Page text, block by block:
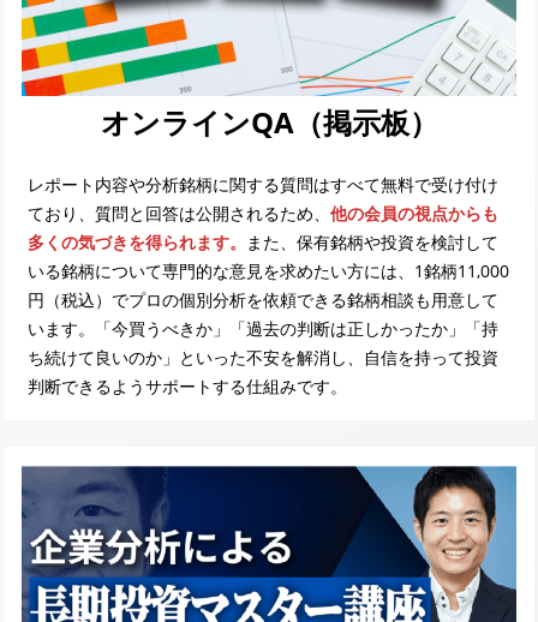
オンラインQA（掲示板）
レポート内容や分析銘柄に関する質問はすべて無料で受け付け
ており、質問と回答は公開されるため、他の会員の視点からも
多くの気づきを得られます。 また、保有銘柄や投資を検討して
いる銘柄について専門的な意見を求めたい方には、1銘柄11,000
円（税込）でプロの個別分析を依頼できる銘柄相談も用意して
います。「今買うべきか」「過去の判断は正しかったか」「持
ち続けて良いのか」といった不安を解消し、自信を持って投資
判断できるようサポートする仕組みです。